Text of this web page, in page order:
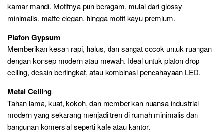
kamar mandi. Motifnya pun beragam, mulai dari glossy
minimalis, matte elegan, hingga motif kayu premium.
Plafon Gypsum
Memberikan kesan rapi, halus, dan sangat cocok untuk ruangan
dengan konsep modern atau mewah. Ideal untuk plafon drop
ceiling, desain bertingkat, atau kombinasi pencahayaan LED.
Metal Ceiling
Tahan lama, kuat, kokoh, dan memberikan nuansa industrial
modern yang sekarang menjadi tren di rumah minimalis dan
bangunan komersial seperti kafe atau kantor.